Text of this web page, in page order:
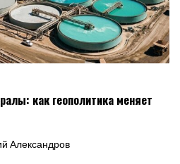
как геополитика меняет
Александров